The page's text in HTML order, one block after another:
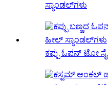
ಸ್ಯಾಂಡಲ್‌ಗಳು
ಕಪ್ಪು ಓಪನ್ ಟೋ